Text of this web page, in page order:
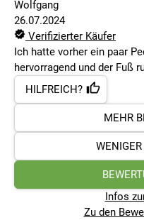
Wolfgang
26.07.2024
Verifizierter Käufer
Ich hatte vorher ein paar
hervorragend und der Fuß
HILFREICH?
MEHR
Infos
Zu den